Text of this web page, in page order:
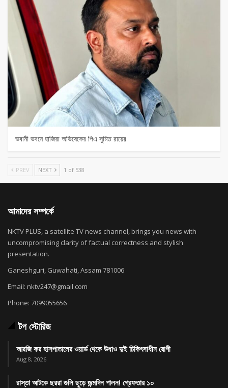
ভবানী ভবনে হাজিরা অভিষেকের পিএ সুমিত রায়ের
PREV NEXT 1 of 538
আমাদের সম্পর্কে
NKTV PLUS, a satellite TV news channel, brings you news with
uncompromising clarity of factual correctness and stylish
presentation.
Ganeshguri, Guwahati, Assam 781006
Email: nktv247@gmail.com
Phone: 7099055656
টপ স্টোরিজ
আরজি কর হাসপাতালের ওয়ার্ড থেকে উধাও দুই চিকিৎসাধীন রোগী
Aug 8, 2026
রাস্তা আটকে ছররা গুলি ছুড়ে জন্মদিন পালন! গ্রেফতার ১০